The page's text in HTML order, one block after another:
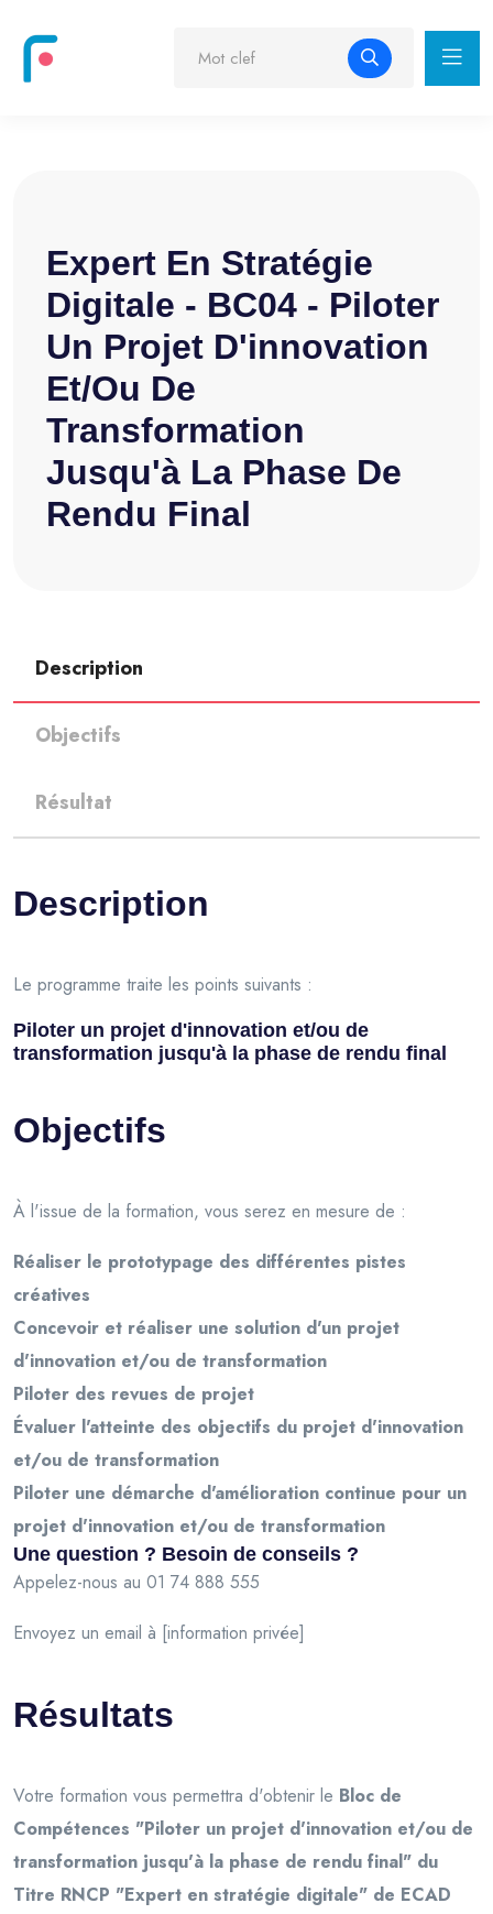
Expert En Stratégie
Digitale - BC04 - Piloter
Un Projet D'innovation
Et/ou De
Transformation
Jusqu'à La Phase De
Rendu Final
Description
Objectifs
Résultat
Description
Le programme traite les points suivants :
Piloter un projet d'innovation et/ou de
transformation jusqu'à la phase de rendu final
Objectifs
À l'issue de la formation, vous serez en mesure de :
Réaliser le prototypage des différentes pistes
créatives
Concevoir et réaliser une solution d'un projet
d'innovation et/ou de transformation
Piloter des revues de projet
Évaluer l'atteinte des objectifs du projet d'innovation
et/ou de transformation
Piloter une démarche d'amélioration continue pour un
projet d'innovation et/ou de transformation
Une question ? Besoin de conseils ?
Appelez-nous au 01 74 888 555
Envoyez un email à [information privée]
Résultats
Votre formation vous permettra d'obtenir le Bloc de
Compétences "Piloter un projet d'innovation et/ou de
transformation jusqu'à la phase de rendu final" du
Titre RNCP "Expert en stratégie digitale" de ECAD